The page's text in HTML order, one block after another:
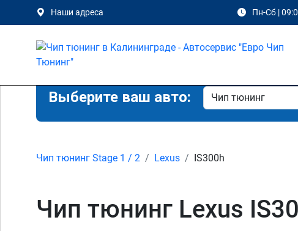
Наши адреса Пн-Сб |
Выберите ваш авто:
Чип тюнинг Stage 1 / 2 Lexus IS300h
Чип тюнинг Lexus